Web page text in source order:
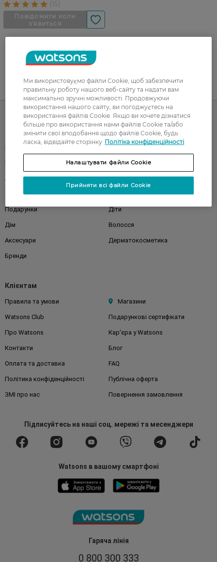
UA RU
Гаряча лінія
0 800 300 333
Каталог
Корейска косметика Чоловікам
Здоров'я
Акції Макіяж
Обличчя Тіло
Подарунки Діти
Дім Волосся
Аксесуари Дерматокосметика
Бренди
Клієнтам
Правила та умови Магазини
Watsons Club Подарункові сертифікати
Про Watsons Кар'єра у Watsons
Контакти Блог
Оплата та доставка FAQ
Політика конфіденційності Публічна оферта
ЗМІ про нас Повернення замовлення
Підписуйтесьна наші соц. мережі та месенджери
Watsons в вашому смартфоні
Ми використовуємо файли Cookie, щоб забезпечити
правильну роботу нашого веб-сайту та надати вам
максимально зручні можливості. Продовжуючи
використання нашого сайту, ви погоджуєтесь на
використання файлів Cookie. Якщо ви хочете дізнатися
більше про використання нами файлів Cookie та/або
змінити свої вподобання щодо файлів Cookie, будь
ласка, відвідайте сторінку Політіка конфіденційності
Налаштувати файли Cookie
Прийняти всі файли Cookie